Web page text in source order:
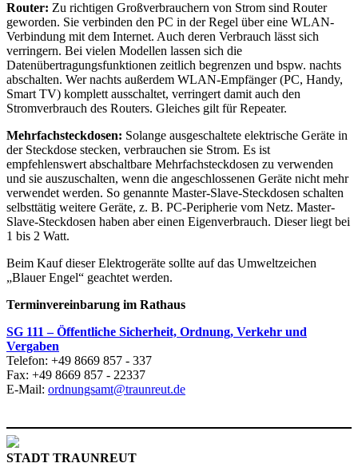
Router: Zu richtigen Großverbrauchern von Strom sind Router
geworden. Sie verbinden den PC in der Regel über eine WLAN-
Verbindung mit dem Internet. Auch deren Verbrauch lässt sich
verringern. Bei vielen Modellen lassen sich die
Datenübertragungsfunktionen zeitlich begrenzen und bspw. nachts
abschalten. Wer nachts außerdem WLAN-Empfänger (PC, Handy,
Smart TV) komplett ausschaltet, verringert damit auch den
Stromverbrauch des Routers. Gleiches gilt für Repeater.
Mehrfachsteckdosen: Solange ausgeschaltete elektrische Geräte in
der Steckdose stecken, verbrauchen sie Strom. Es ist
empfehlenswert abschaltbare Mehrfachsteckdosen zu verwenden
und sie auszuschalten, wenn die angeschlossenen Geräte nicht mehr
verwendet werden. So genannte Master-Slave-Steckdosen schalten
selbsttätig weitere Geräte, z. B. PC-Peripherie vom Netz. Master-
Slave-Steckdosen haben aber einen Eigenverbrauch. Dieser liegt bei
1 bis 2 Watt.
Beim Kauf dieser Elektrogeräte sollte auf das Umweltzeichen
„Blauer Engel“ geachtet werden.
Terminvereinbarung im Rathaus
SG 111 – Öffentliche Sicherheit, Ordnung, Verkehr und
Vergaben
Telefon: +49 8669 857 - 337
Fax: +49 8669 857 - 22337
E-Mail: ordnungsamt@traunreut.de
STADT TRAUNREUT